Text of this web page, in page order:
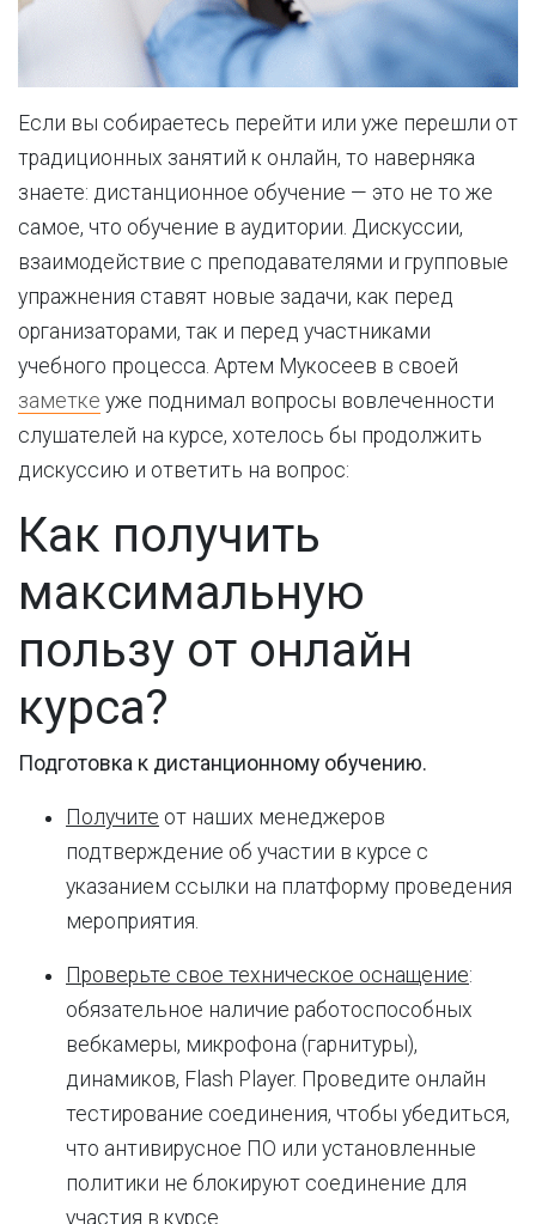
Если вы собираетесь перейти или уже перешли от
традиционных занятий к онлайн, то наверняка
знаете: дистанционное обучение — это не то же
самое, что обучение в аудитории. Дискуссии,
взаимодействие с преподавателями и групповые
упражнения ставят новые задачи, как перед
организаторами, так и перед участниками
учебного процесса. Артем Мукосеев в своей
заметке уже поднимал вопросы вовлеченности
слушателей на курсе, хотелось бы продолжить
дискуссию и ответить на вопрос:
Как получить
максимальную
пользу от онлайн
курса?
Подготовка к дистанционному обучению.
Получите от наших менеджеров
подтверждение об участии в курсе с
указанием ссылки на платформу проведения
мероприятия.
Проверьте свое техническое оснащение:
обязательное наличие работоспособных
вебкамеры, микрофона (гарнитуры),
динамиков, Flash Player. Проведите онлайн
тестирование соединения, чтобы убедиться,
что антивирусное ПО или установленные
политики не блокируют соединение для
участия в курсе.